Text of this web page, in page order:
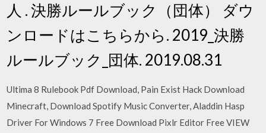
人 . 決勝ルールブック（団体） ダウ
ンロードはこちらから. 2019_決勝
ルールブック_団体. 2019.08.31
Ultima 8 Rulebook Pdf Download, Pain Exist Hack Download
Minecraft, Download Spotify Music Converter, Aladdin Hasp
Driver For Windows 7 Free Download Pixlr Editor Free VIEW